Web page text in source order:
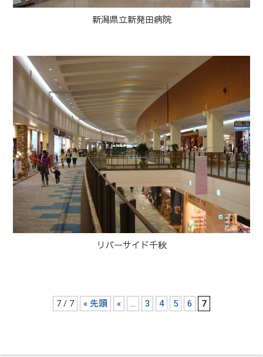
新潟県立新発田病院
リバーサイド千秋
7 / 7 « 先頭 « ... 3 4 5 6 7